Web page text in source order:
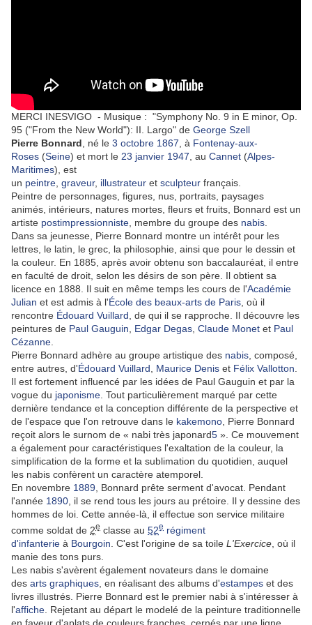
MERCI INESVIGO - Musique : "Symphony No. 9 in E minor, Op.
95 ("From the New World"): II. Largo" de George Szell
Pierre Bonnard , né le 3 octobre 1867 , à Fontenay-aux-
Roses (Seine) et mort le 23 janvier 1947 , au Cannet (Alpes-
Maritimes), est
un peintre graveur, illustrateur et sculpteur français.
Peintre de personnages, figures, nus, portraits, paysages
animés, intérieurs, natures mortes, fleurs et fruits, Bonnard est un
artiste postimpressionniste , membre du groupe des nabis
Dans sa jeunesse, Pierre Bonnard montre un intérêt pour les
lettres, le latin, le grec, la philosophie, ainsi que pour le dessin et
la couleur. En 1885, après avoir obtenu son baccalauréat, il entre
en faculté de droit, selon les désirs de son père. Il obtient sa
licence en 1888. Il suit en même temps les cours de l'Académie
Julian et est admis à l'École des beaux-arts de Paris , où il
rencontre Édouard Vuillard , de qui il se rapproche. Il découvre les
peintures de Paul Gauguin Edgar Degas Claude Monet et Paul
Cézanne
Pierre Bonnard adhère au groupe artistique des nabis , composé,
entre autres, d'Édouard Vuillard Maurice Denis et Félix Vallotton
Il est fortement influencé par les idées de Paul Gauguin et par la
vogue du japonisme . Tout particulièrement marqué par cette
dernière tendance et la conception différente de la perspective et
de l'espace que l'on retrouve dans le kakemono , Pierre Bonnard
reçoit alors le surnom de « nabi très japonard5 ». Ce mouvement
a également pour caractéristiques l'exaltation de la couleur, la
simplification de la forme et la sublimation du quotidien, auquel
les nabis confèrent un caractère atemporel.
En novembre 1889 , Bonnard prête serment d'avocat. Pendant
l'année 1890 , il se rend tous les jours au prétoire. Il y dessine des
hommes de loi. Cette année-là, il effectue son service militaire
comme soldat de 2e classe au 52e régiment
d'infanterie à Bourgoin . C'est l'origine de sa toile L'Exercice , où il
manie des tons purs.
Les nabis s'avèrent également novateurs dans le domaine
des arts graphiques , en réalisant des albums d'estampes et des
livres illustrés. Pierre Bonnard est le premier nabi à s'intéresser à
l'affiche . Rejetant au départ le modelé de la peinture traditionnelle